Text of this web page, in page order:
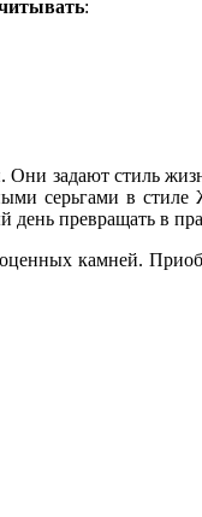
:
задают стиль
серьгами в
день превращать в
камней.